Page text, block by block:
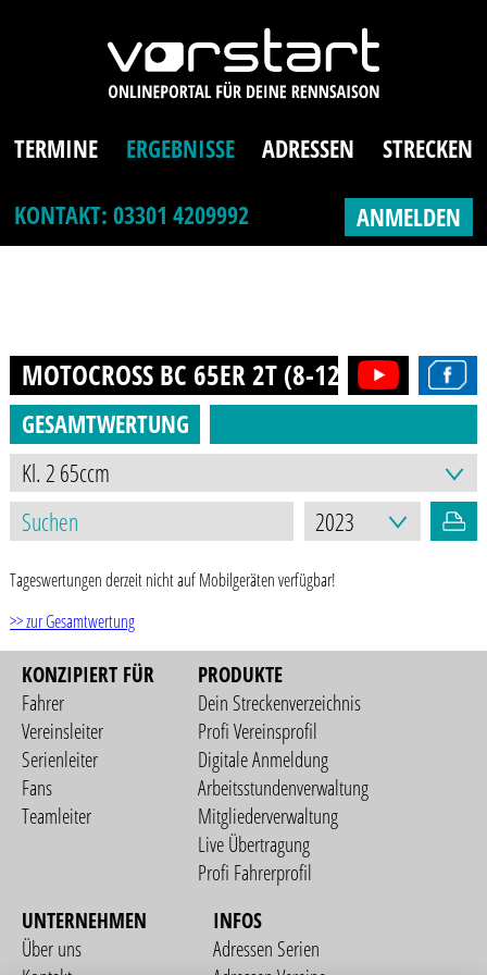
TERMINE ERGEBNISSE ADRESSEN
STRECKEN
KONTAKT: 03301 4209992
ANMELDEN
MOTOCROSS BC 65ER 2T (8-12J.) 2023
GESAMTWERTUNG
Tageswertungen derzeit nicht auf Mobilgeräten verfügbar!
>> zur Gesamtwertung
KONZIPIERT FÜR
Fahrer
Vereinsleiter
Serienleiter
Fans
Teamleiter
PRODUKTE
Dein Streckenverzeichnis
Profi Vereinsprofil
Digitale Anmeldung
Arbeitsstundenverwaltung
Mitgliederverwaltung
Live Übertragung
Profi Fahrerprofil
UNTERNEHMEN
Über uns
INFOS
Adressen Serien